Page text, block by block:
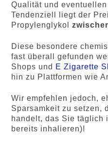
Qualität und
Tendenziell liegt der
Propylenglykol
Diese besondere
fast überall gefunden
Shops und E Zigarette
hin zu Plattformen wie
Wir empfehlen jedoch,
Sparsamkeit zu setzen,
handelt, das Sie täglich
bereits inhalieren)!